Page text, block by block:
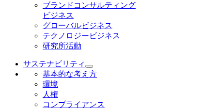
ブランドコンサルティング
ビジネス
グローバルビジネス
テクノロジービジネス
研究所活動
サステナビリティ
基本的な考え方
環境
人権
コンプライアンス